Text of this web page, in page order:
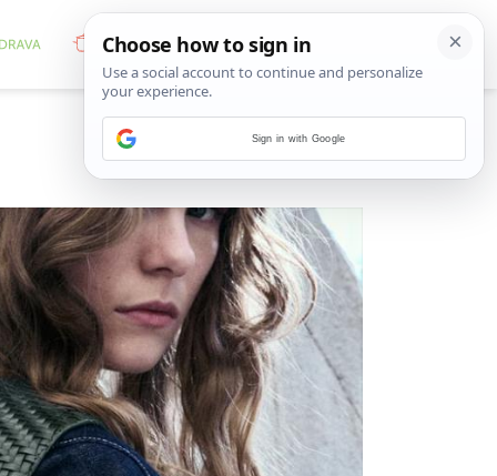
Sign in with Google